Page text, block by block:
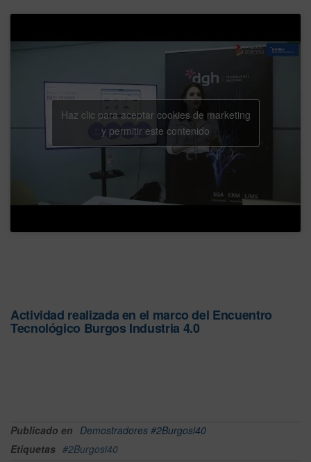
Haz clic para aceptar cookies de marketing
y permitir este contenido
Actividad realizada en el marco del Encuentro
Tecnológico Burgos Industria 4.0
Publicado en Demostradores #2Burgosi40
Etiquetas #2Burgosi40